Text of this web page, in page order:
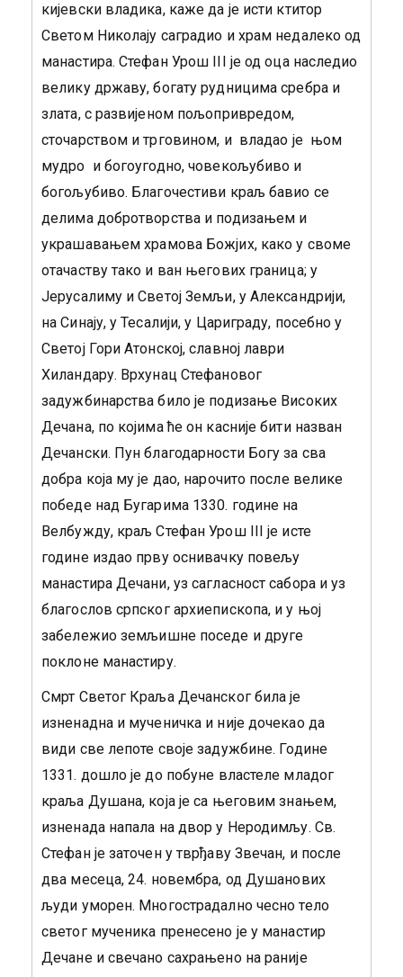
кијевски владика, каже да је исти ктитор
Светом Николају саградио и храм недалеко од
манастира. Стефан Урош III је од оца наследио
велику државу, богату рудницима сребра и
злата, с развијеном пољопривредом,
сточарством и трговином, и владао је њом
мудро и богоугодно, човекољубиво и
богољубиво. Благочестиви краљ бавио се
делима добротворства и подизањем и
украшавањем храмова Божјих, како у своме
отачаству тако и ван његових граница; у
Јерусалиму и Светој Земљи, у Александрији,
на Синају, у Тесалији, у Цариграду, посебно у
Светој Гори Атонској, славној лаври
Хиландару. Врхунац Стефановог
задужбинарства било је подизање Високих
Дечана, по којима ће он касније бити назван
Дечански. Пун благодарности Богу за сва
добра која му је дао, нарочито после велике
победе над Бугарима 1330. године на
Велбужду, краљ Стефан Урош III је исте
године издао прву оснивачку повељу
манастира Дечани, уз сагласност сабора и уз
благослов српског архиепископа, и у њој
забележио земљишне поседе и друге
поклоне манастиру.
Смрт Светог Краља Дечанског била је
изненадна и мученичка и није дочекао да
види све лепоте своје задужбине. Године
1331. дошло је до побуне властеле младог
краља Душана, која је са његовим знањем,
изненада напала на двор у Неродимљу. Св.
Стефан је заточен у тврђаву Звечан, и после
два месеца, 24. новембра, од Душанових
људи уморен. Многострадално чесно тело
светог мученика пренесено је у манастир
Дечане и свечано сахрањено на раније